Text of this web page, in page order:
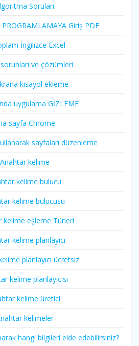
Soruları
Giriş PDF
İngilizce Excel
ve çözümleri
kısayol ekleme
uygulama GİZLEME
sayfa Chrome
sayfaları düzenleme
Anahtar kelime
kelime bulucu
kelime bulucusu
kelime eşleme Türleri
kelime planlayıcı
planlayıcı ücretsiz
kelime planlayıcısı
kelime üretici
kelimeler
hangi bilgileri elde edebilirsiniz?